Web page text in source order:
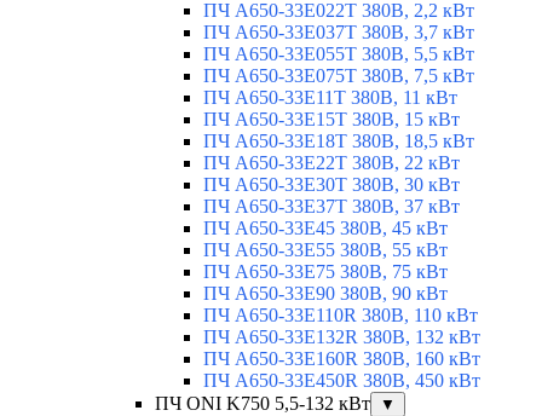
ПЧ A650-33E022T 380В, 2,2 кВт
ПЧ A650-33E037T 380В, 3,7 кВт
ПЧ A650-33E055T 380В, 5,5 кВт
ПЧ A650-33E075T 380В, 7,5 кВт
ПЧ A650-33E11T 380В, 11 кВт
ПЧ A650-33E15T 380В, 15 кВт
ПЧ A650-33E18T 380В, 18,5 кВт
ПЧ A650-33E22T 380В, 22 кВт
ПЧ A650-33E30T 380В, 30 кВт
ПЧ A650-33E37T 380В, 37 кВт
ПЧ A650-33E45 380В, 45 кВт
ПЧ A650-33E55 380В, 55 кВт
ПЧ A650-33E75 380В, 75 кВт
ПЧ A650-33E90 380В, 90 кВт
ПЧ A650-33E110R 380В, 110 кВт
ПЧ A650-33E132R 380В, 132 кВт
ПЧ A650-33E160R 380В, 160 кВт
ПЧ A650-33E450R 380В, 450 кВт
ПЧ ONI K750 5,5-132 кВт
▼